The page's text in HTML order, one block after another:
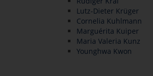
Lutz-Dieter Krüger
Cornelia Kuhlmann
Marguérita Kuiper
Maria Valeria Kunz
Younghwa Kwon